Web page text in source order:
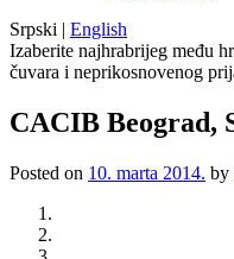
Srpski | English
Izaberite najhrabrijeg među
čuvara i neprikosnovenog
CACIB Beograd,
Posted on 10. marta 2014. by